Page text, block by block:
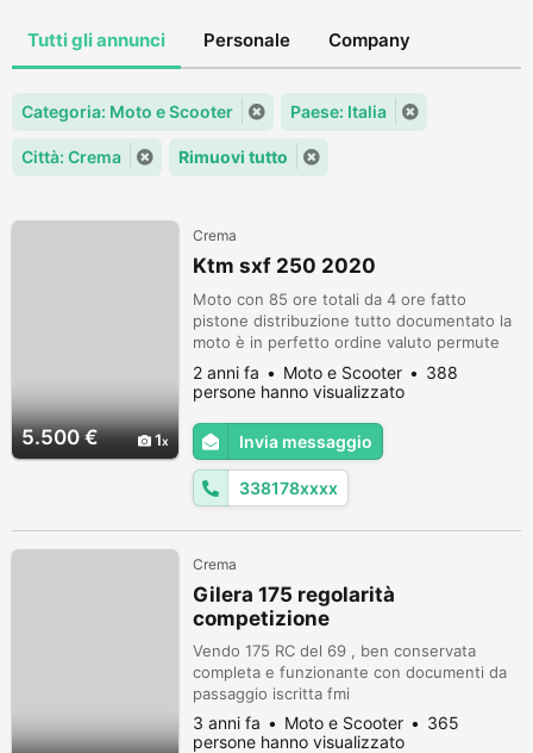
Tutti gli annunci Personale Company
Categoria: Moto e Scooter Paese: Italia
Città: Crema Rimuovi tutto
5.500 € 1
Crema
Ktm sxf 250 2020
Moto con 85 ore totali da 4 ore fatto
pistone distribuzione tutto documentato la
moto è in perfetto ordine valuto permute
con cross
2 anni fa Moto e Scooter
388
persone hanno visualizzato
Invia messaggio
338178xxxx
Crema
Gilera 175 regolarità
competizione
Vendo 175 RC del 69 , ben conservata
completa e funzionante con documenti da
passaggio iscritta fmi
3 anni fa Moto e Scooter
365
persone hanno visualizzato